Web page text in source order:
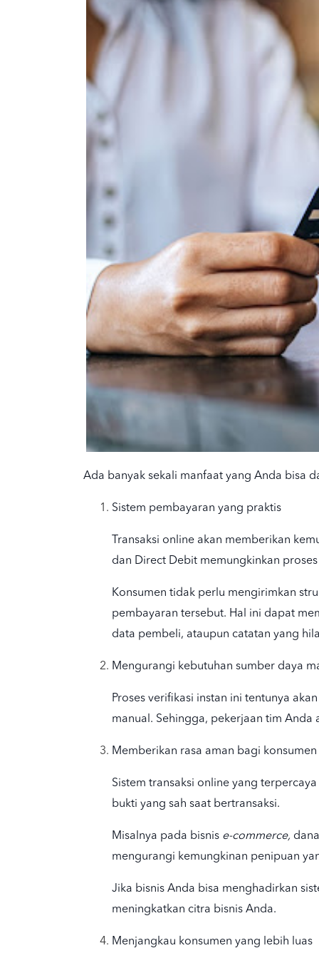
Ada banyak sekali manfaat yang Anda bisa
Sistem pembayaran yang praktis
Transaksi online akan memberikan
dan Direct Debit memungkinkan
Konsumen tidak perlu mengirimkan
pembayaran tersebut. Hal ini dapat
data pembeli, ataupun catatan yang
Mengurangi kebutuhan sumber daya
Proses verifikasi instan ini tentunya
manual. Sehingga, pekerjaan tim Anda
Memberikan rasa aman bagi konsumen
Sistem transaksi online yang
bukti yang sah saat bertransaksi.
Misalnya pada bisnis e-commerce,
mengurangi kemungkinan penipuan
Jika bisnis Anda bisa menghadirkan
meningkatkan citra bisnis Anda.
Menjangkau konsumen yang lebih luas